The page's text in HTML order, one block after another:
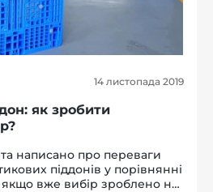
14 листопада 2019
як зробити
написано про переваги
піддонів у порівнянні
вже вибір зроблено на